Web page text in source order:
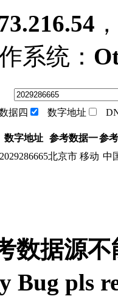
系统：
据四 数字地址
数字地址 参考数据一参
2029286665北京市 移动 中
数据源
Bug pls